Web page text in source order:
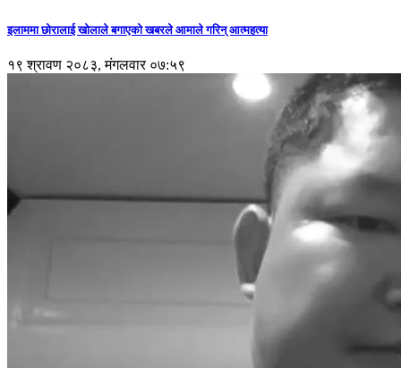
इलाममा छोरालाई खोलाले बगाएकाे खबरले आमाले गरिन् आत्महत्या
१९ श्रावण २०८३, मंगलवार ०७:५९